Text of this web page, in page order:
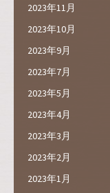
2023年11月
2023年10月
2023年9月
2023年7月
2023年5月
2023年4月
2023年3月
2023年2月
2023年1月